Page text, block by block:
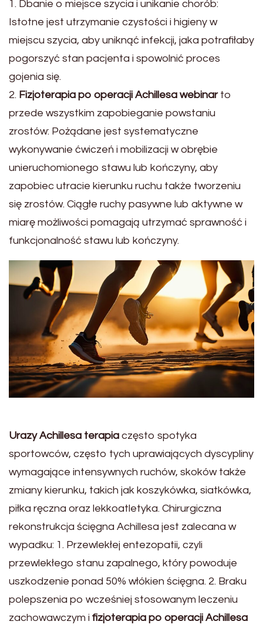
1. Dbanie o miejsce szycia i unikanie chorób:
Istotne jest utrzymanie czystości i higieny w
miejscu szycia, aby uniknąć infekcji, jaka potrafiłaby
pogorszyć stan pacjenta i spowolnić proces
gojenia się.
2. Fizjoterapia po operacji Achillesa webinarto
przede wszystkim zapobieganie powstaniu
zrostów: Pożądane jest systematyczne
wykonywanie ćwiczeń i mobilizacji w obrębie
unieruchomionego stawu lub kończyny, aby
zapobiec utracie kierunku ruchu także tworzeniu
się zrostów. Ciągłe ruchy pasywne lub aktywne w
miarę możliwości pomagają utrzymać sprawność i
funkcjonalność stawu lub kończyny.
Urazy Achillesa terapia często spotyka
sportowców, często tych uprawiających dyscypliny
wymagające intensywnych ruchów, skoków także
zmiany kierunku, takich jak koszykówka, siatkówka,
piłka ręczna oraz lekkoatletyka. Chirurgiczna
rekonstrukcja ścięgna Achillesa jest zalecana w
wypadku: 1. Przewlekłej entezopatii, czyli
przewlekłego stanu zapalnego, który powoduje
uszkodzenie ponad 50% włókien ścięgna. 2. Braku
polepszenia po wcześniej stosowanym leczeniu
zachowawczym i fizjoterapia po operacji Achillesa